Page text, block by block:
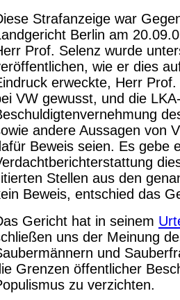
Strafanzeige war
Berlin am
Prof. Selenz wurde
wie er dies
erweckte, Herr
VW gewusst, und die
andere Aussagen von
Beweis seien. Es gebe
Stellen aus den
Beweis, entschied das
Gericht hat in seinem
uns der Meinung
und
Grenzen öffentlicher
zu verzichten.